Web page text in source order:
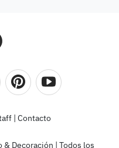
| Contacto
Decoración | Todos los